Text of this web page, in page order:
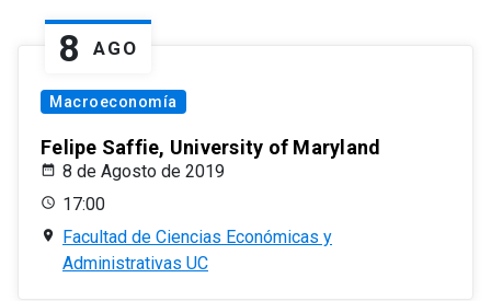
8 AGO
Macroeconomía
Felipe Saffie, University of Maryland
8 de Agosto de 2019
17:00
Facultad de Ciencias Económicas y
Administrativas UC